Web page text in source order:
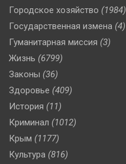
Городское хозяйство (1984)
Государственная измена (4)
Гуманитарная миссия (3)
Жизнь (6799)
Законы (36)
Здоровье (409)
История (11)
Криминал (1012)
Крым (1177)
Культура (816)